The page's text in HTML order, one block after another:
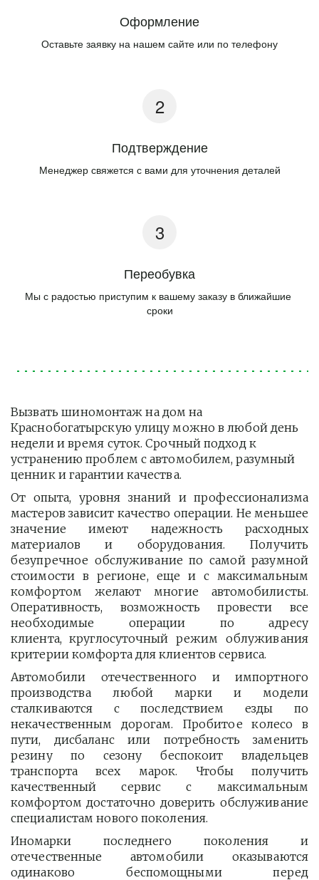
Оформление
Оставьте заявку на нашем сайте или по телефону
Подтверждение
Менеджер свяжется с вами для уточнения деталей
Переобувка
Мы с радостью приступим к вашему заказу в ближайшие
сроки
Вызвать шиномонтаж на дом на
Краснобогатырскую улицу можно в любой день
недели и время суток. Срочный подход к
устранению проблем с автомобилем, разумный
ценник и гарантии качества.
От опыта, уровня знаний и профессионализма
мастеров зависит качество операции. Не меньшее
значение имеют надежность расходных
материалов и оборудования. Получить
безупречное обслуживание по самой разумной
стоимости в регионе, еще и с максимальным
комфортом желают многие автомобилисты.
Оперативность, возможность провести все
необходимые операции по адресу
клиента, круглосуточный режим облуживания
критерии комфорта для клиентов сервиса.
Автомобили отечественного и импортного
производства любой марки и модели
сталкиваются с последствием езды по
некачественным дорогам. Пробитое колесо в
пути, дисбаланс или потребность заменить
резину по сезону беспокоит владельцев
транспорта всех марок. Чтобы получить
качественный сервис с максимальным
комфортом достаточно доверить обслуживание
специалистам нового поколения.
Иномарки последнего поколения и
отечественные автомобили оказываются
одинаково беспомощными перед